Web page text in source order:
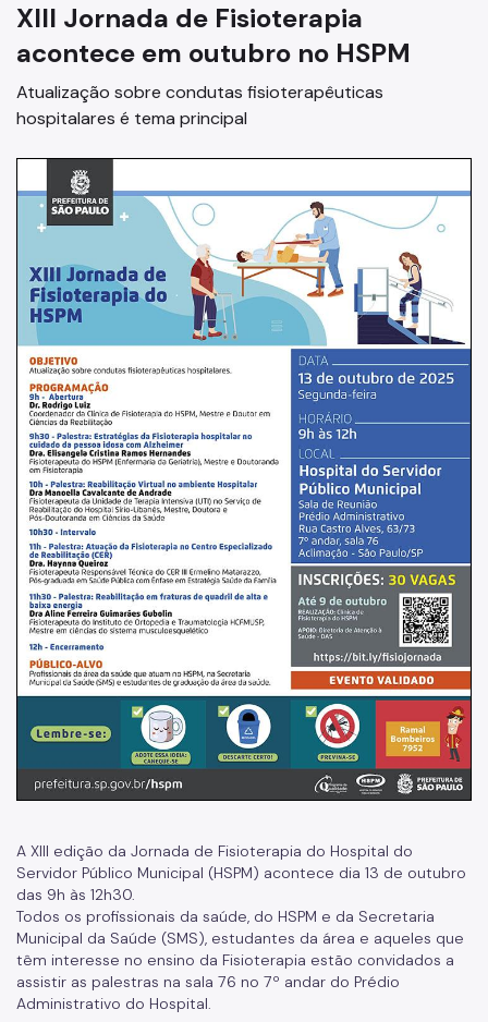
Marcação de Consultas
Internação e Alta
Visitas
Comitê de Ética em Pesquisa
Enfermagem
Atendimento Urgência
Pronto-Socorro Adulto
Pronto-Socorro Infantil
Serviços
SAME
Resultado de Exames
Exames
Amb. Descentralizados
Hospedaria
Assistência Domiciliária
Canais de Comunicação
Programa Humanização
Brinquedoteca Betinho
Voluntariado
Sala de Meditação
Educação em Saúde
Banco de Sangue
XIII Jornada de Fisioterapia
acontece em outubro no HSPM
Atualização sobre condutas fisioterapêuticas
hospitalares é tema principal
A XIII edição da Jornada de Fisioterapia do Hospital do
Servidor Público Municipal (HSPM) acontece dia 13 de outubro
das 9h às 12h30.
Todos os profissionais da saúde, do HSPM e da Secretaria
Municipal da Saúde (SMS), estudantes da área e aqueles que
têm interesse no ensino da Fisioterapia estão convidados a
assistir as palestras na sala 76 no 7º andar do Prédio
Administrativo do Hospital.